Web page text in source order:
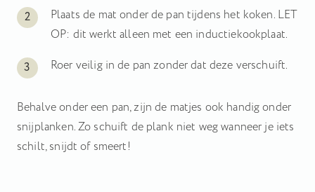
Plaats de mat onder de pan tijdens het koken. LET
OP: dit werkt alleen met een inductiekookplaat.
Roer veilig in de pan zonder dat deze verschuift.
Behalve onder een pan, zijn de matjes ook handig onder
snijplanken. Zo schuift de plank niet weg wanneer je iets
schilt, snijdt of smeert!